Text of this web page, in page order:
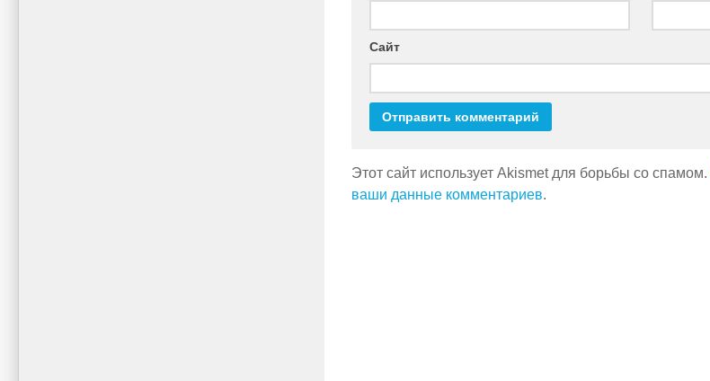
Сайт
Этот сайт использует Akismet для борьбы со спамом.
ваши данные комментариев.